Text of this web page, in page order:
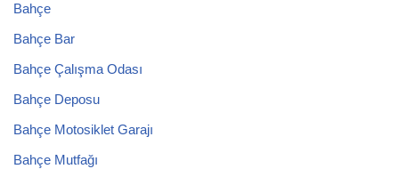
Bahçe
Bahçe Bar
Bahçe Çalışma Odası
Bahçe Deposu
Bahçe Motosiklet Garajı
Bahçe Mutfağı